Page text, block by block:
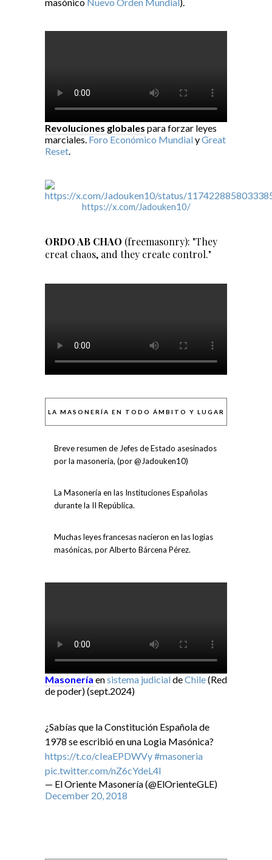
Revoluciones globales para forzar leyes
marciales. Foro Económico MundialyGreat
Reset.
https://x.com/Jadouken10/
ORDO AB CHAO (freemasonry): "They
creat chaos, and they create control."
LA MASONERÍA EN TODO ÁMBITO Y LUGAR
Breve resumen de Jefes de Estado asesinados
por la masonería, (por @Jadouken10)
La Masonería en las Instituciones Españolas
durante la II República.
Muchas leyes francesas nacieron en las logias
masónicas, por Alberto Bárcena Pérez.
Masonería ensistema judicialdeChile(Red
de poder) (sept.2024)
¿Sabías que la Constitución Española de
1978 se escribió en una Logia Masónica?
https://t.co/cIeaEPDWVy#masoneria
pic.twitter.com/nZ6cYdeL4I
— El Oriente Masonería (@ElOrienteGLE)
December 20, 2018